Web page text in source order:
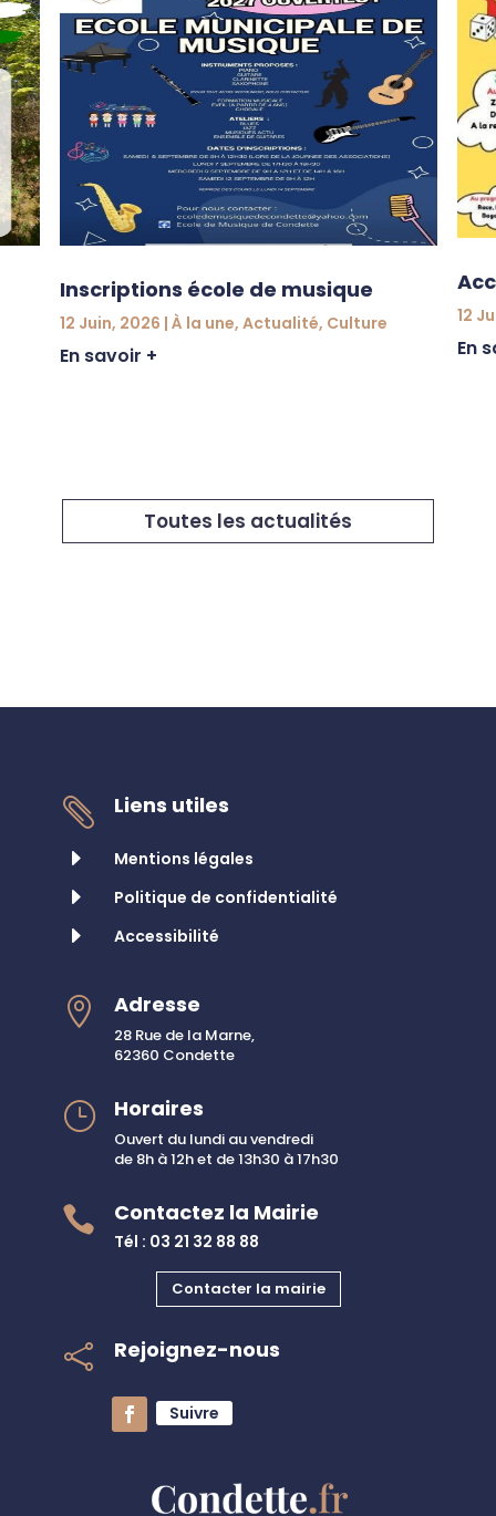
Inscriptions école de musique
12 Juin, 2026 | À la une, Actualité, Culture
En savoir +
12
En
Toutes les actualités

Liens utiles
E
Mentions légales
E Politique de confidentialité
E Accessibilité
 Adresse
28 Rue de la Marne,
62360 Condette
} Horaires
Ouvert du lundi au vendredi
de 8h à 12h et de 13h30 à 17h30
 Contactez la Mairie
Tél : 03 21 32 88 88
Contacter la mairie
 Rejoignez-nous
Suivre